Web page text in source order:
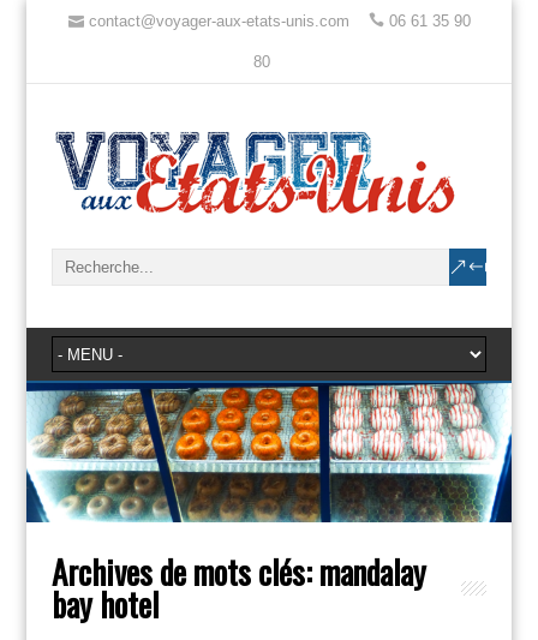
contact@voyager-aux-etats-unis.com 06 61 35 90
80
Archives de mots clés:mandalay
bay hotel